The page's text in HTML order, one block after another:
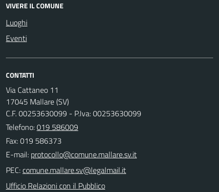
VIVERE IL COMUNE
Luoghi
Eventi
CONTATTI
Via Cattaneo 11
17045 Mallare (SV)
C.F. 00253630099 - P.Iva: 00253630099
Telefono:019 586009
Fax: 019 586373
E-mail:
PEC:
Ufficio Relazioni con il Pubblico